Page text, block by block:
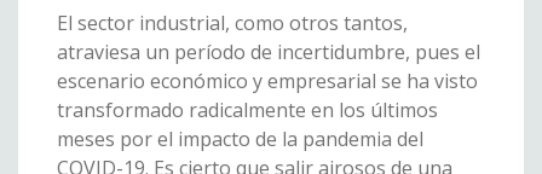
El sector industrial, como otros tantos,
atraviesa un período de incertidumbre, pues el
escenario económico y empresarial se ha visto
transformado radicalmente en los últimos
meses por el impacto de la pandemia del
COVID-19. Es cierto que salir airosos de una